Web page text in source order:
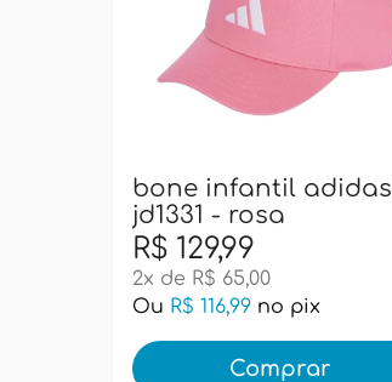
bone infantil adidas
jd1331 - rosa
R$ 129,99
2x de R$ 65,00
Ou R$ 116,99 no pix
Comprar